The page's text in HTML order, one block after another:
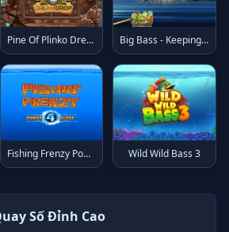
Pine Of Plinko Dream Drop Big Bass - Keeping it Reel
Fishing Frenzy Power 4 Slots Wild Wild Bass 3
Số Đỉnh Cao